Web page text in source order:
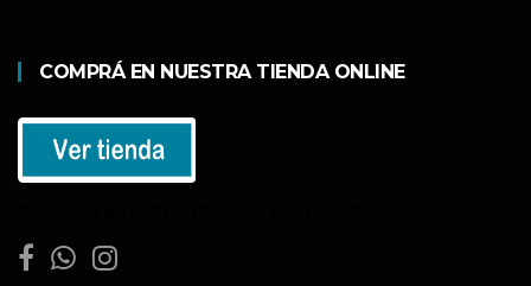
COMPRÁ EN NUESTRA TIENDA ONLINE